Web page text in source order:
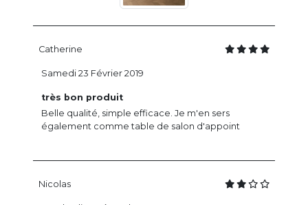
Catherine
très bon produit
Belle qualité, simple efficace. Je m'en sers
également comme table de salon d'appoint
Samedi 23 Février 2019
Nicolas